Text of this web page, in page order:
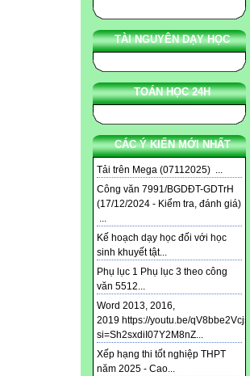
TÀI NGUYÊN DẠY HỌC
TOÁN HỌC 24H
CÁC Ý KIẾN MỚI NHẤT
Tải trên Mega (07112025) ...
Công văn 7991/BGDĐT-GDTrH
(17/12/2024 - Kiểm tra, đánh giá)
...
Kế hoạch dạy học đối với học
sinh khuyết tật...
Phụ lục 1 Phụ lục 3 theo công
văn 5512...
Word 2013, 2016,
2019 https://youtu.be/qV8bbe2Vcjs?
si=Sh2sxdiI07Y2M8nZ...
Xếp hạng thi tốt nghiệp THPT
năm 2025 - Cao...